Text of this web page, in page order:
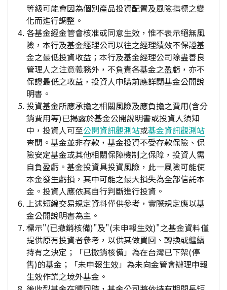
等級可能會因為個別產品投資配置及風險指標之變
化而進行調整。
各基金經金管會核准或同意生效，惟不表示絕無風
險，本行及基金經理公司以往之經理績效不保證基
金之最低投資收益；本行及基金經理公司除盡善良
管理人之注意義務外，不負責各基金之盈虧，亦不
保證最低之收益，投資人申購前應詳閱基金公開說
明書。
投資基金所應承擔之相關風險及應負擔之費用(含分
銷費用等)已揭露於基金公開說明書或投資人須知
中，投資人可至公開資訊觀測站或基金資訊觀測站
查閱。基金並非存款，基金投資不受存款保險、保
險安定基金或其他相關保障機制之保障，投資人需
自負盈虧。基金投資具投資風險，此一風險可能使
本金發生虧損，其中可能之最大損失為全部信託本
金。投資人應依其自行判斷進行投資。
上述短線交易規定資料僅供參考，實際規定應以基
金公開說明書為主。
標示"(已撤銷核備)"及"(未申報生效)"之基金資料僅
提供原有投資者參考，以供其做買回、轉換或繼續
持有之決定；「已撤銷核備」為在台灣已下架(停
售)的基金；「未申報生效」為未向金管會辦理申報
生效作業之境外基金。